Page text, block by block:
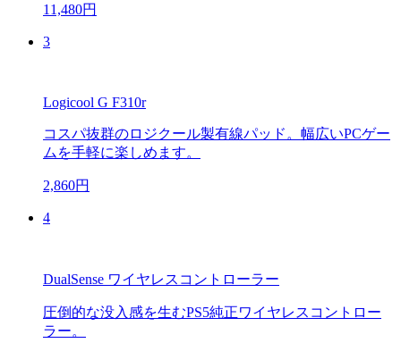
11,480円
3
Logicool G F310r
コスパ抜群のロジクール製有線パッド。幅広いPCゲー
ムを手軽に楽しめます。
2,860円
4
DualSense ワイヤレスコントローラー
圧倒的な没入感を生むPS5純正ワイヤレスコントロー
ラー。